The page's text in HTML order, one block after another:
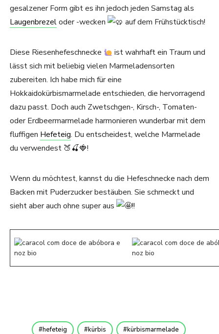
gesalzener Form gibt es ihn jedoch jeden Samstag als
Laugenbrezeloder -wecken auf dem Frühstücktisch!
Diese Riesenhefeschnecke
ist wahrhaft ein Traum und
lässt sich mit beliebig vielen Marmeladensorten
zubereiten. Ich habe mich für eine
Hokkaidokürbismarmelade entschieden, die hervorragend
dazu passt. Doch auch Zwetschgen-, Kirsch-, Tomaten-
oder Erdbeermarmelade harmonieren wunderbar mit dem
fluffigen Hefeteig. Du entscheidest, welche Marmelade
du verwendest 🍑🍒🍓!
Wenn du möchtest, kannst du die Hefeschnecke nach dem
Backen mit Puderzucker bestäuben. Sie schmeckt und
sieht aber auch ohne super aus
!!
hefeteig kürbis kürbismarmelade